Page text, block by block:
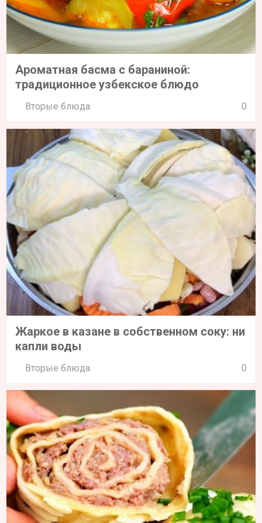
Ароматная басма с бараниной:
традиционное узбекское блюдо
Вторые блюда 0
Жаркое в казане в собственном соку: ни
капли воды
Вторые блюда 0